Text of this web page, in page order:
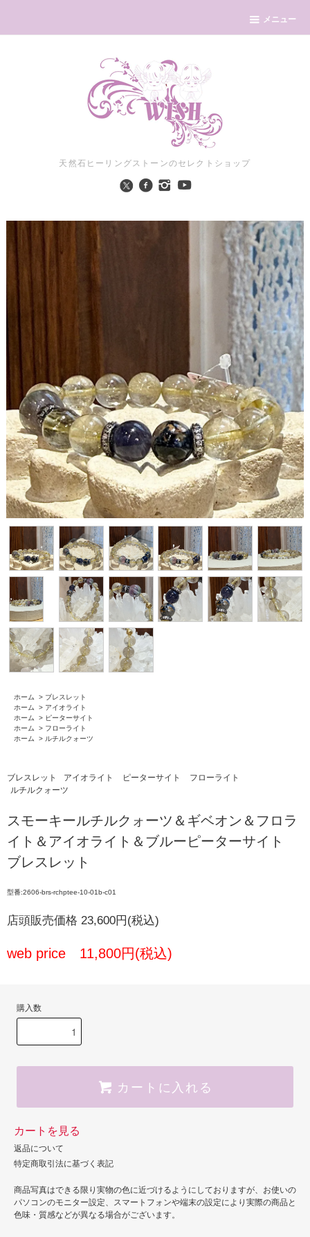
メニュー
天然石ヒーリングストーンのセレクトショップ
ホーム > ブレスレット
ホーム
> アイオライト
ホーム
> ピーターサイト
ホーム
> フローライト
ホーム
> ルチルクォーツ
ブレスレット アイオライト ピーターサイト
フローライト
ルチルクォーツ
スモーキールチルクォーツ＆ギベオン＆フロラ
イト＆アイオライト＆ブルーピーターサイト
ブレスレット
型番:2606-brs-rchptee-10-01b-c01
店頭販売価格 23,600円(税込)
web price 11,800円(税込)
購入数
カートに入れる
カートを見る
返品について
特定商取引法に基づく表記
商品写真はできる限り実物の色に近づけるようにしておりますが、お使いの
パソコンのモニター設定、スマートフォンや端末の設定により実際の商品と
色味・質感などが異なる場合がございます。